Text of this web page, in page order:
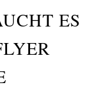
ES